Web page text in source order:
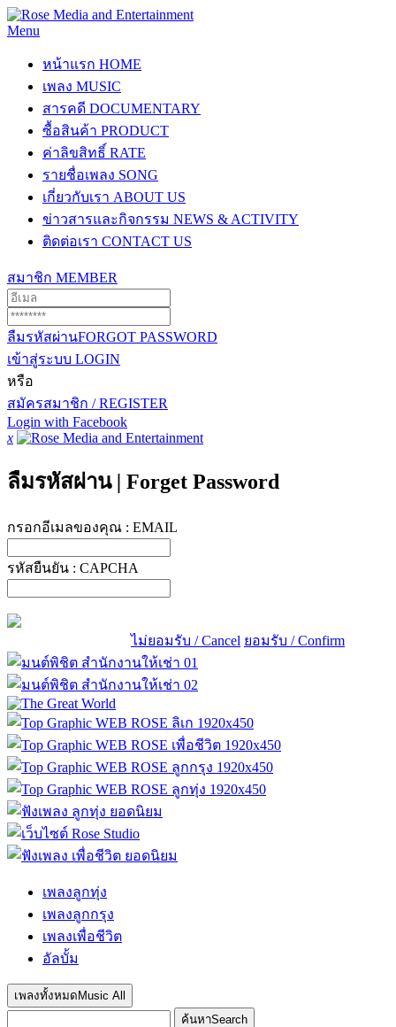
Menu
หน้าแรก HOME
เพลง MUSIC
สารคดี DOCUMENTARY
ซื้อสินค้า PRODUCT
ค่าลิขสิทธิ์ RATE
รายชื่อเพลง SONG
เกี่ยวกับเรา ABOUT US
ข่าวสารและกิจกรรม NEWS & ACTIVITY
ติดต่อเรา CONTACT US
สมาชิก MEMBER
ลืมรหัสผ่านFORGOT PASSWORD
เข้าสู่ระบบ LOGIN
หรือ
สมัครสมาชิก / REGISTER
Login with Facebook
x
ลืมรหัสผ่าน | Forget Password
กรอกอีเมลของคุณ : EMAIL
รหัสยืนยัน : CAPCHA
ไม่ยอมรับ / Cancel ยอมรับ / Confirm
เพลงลูกทุ่ง
เพลงลูกกรุง
เพลงเพื่อชีวิต
อัลบั้ม
เพลงทั้งหมด Music All
ค้นหาSearch